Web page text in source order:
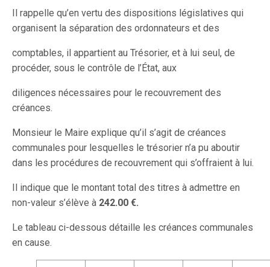
Il rappelle qu’en vertu des dispositions législatives qui
organisent la séparation des ordonnateurs et des
comptables, il appartient au Trésorier, et à lui seul, de
procéder, sous le contrôle de l’État, aux
diligences nécessaires pour le recouvrement des
créances.
Monsieur le Maire explique qu’il s’agit de créances
communales pour lesquelles le trésorier n’a pu aboutir
dans les procédures de recouvrement qui s’offraient à lui.
Il indique que le montant total des titres à admettre en
non-valeur s’élève à 242.00 €.
Le tableau ci-dessous détaille les créances communales
en cause.